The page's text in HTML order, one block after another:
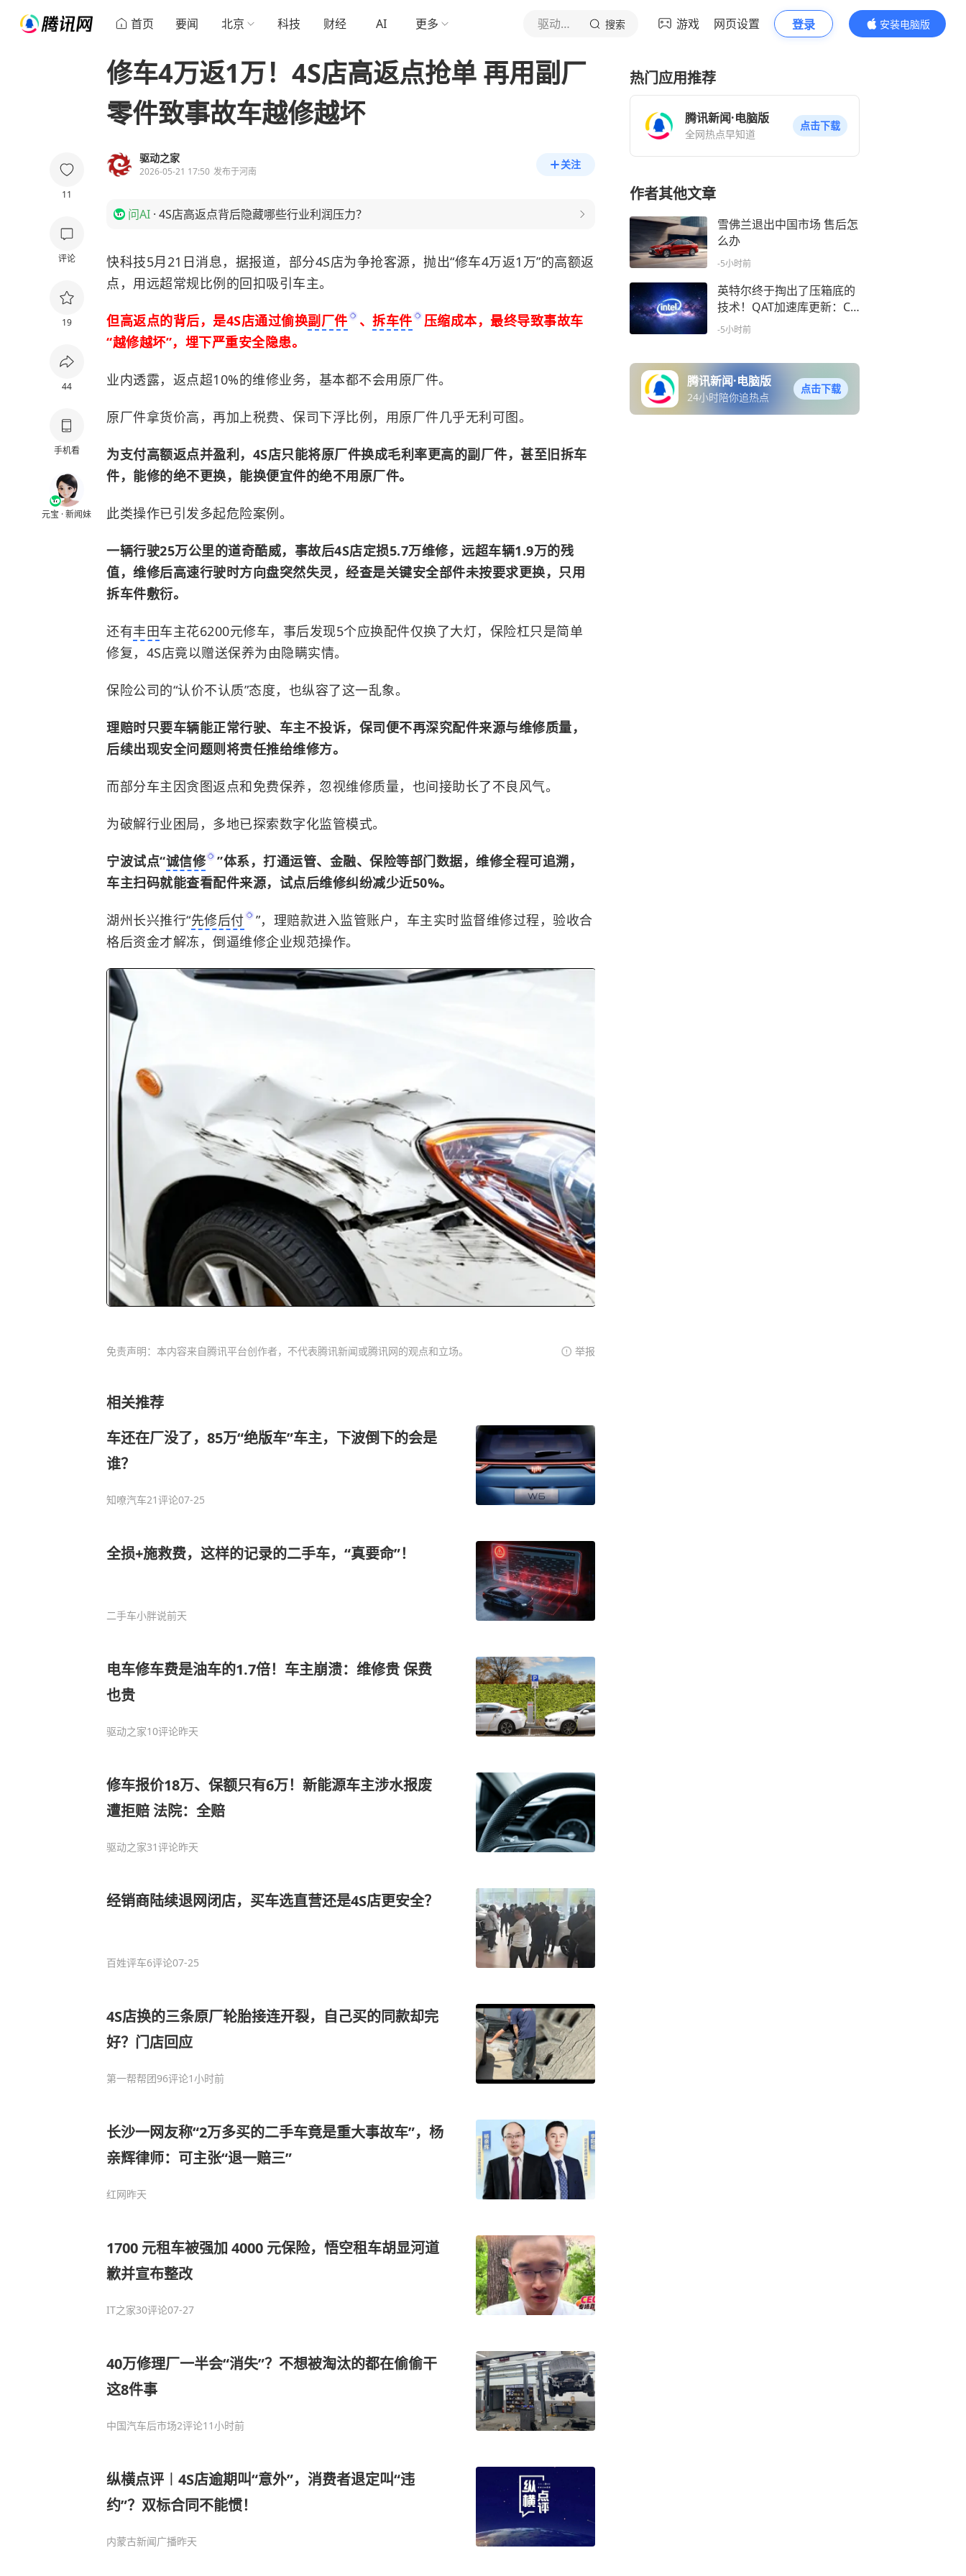
首页 要闻 北京 科技 财经 AI 更多 驱动之家 搜索 游戏 网页设置 登录
安装电脑版
内容更精彩
11
评论
19
44
手机看
元宝 · 新闻妹
修车4万返1万！4S店高返点抢单 再用副厂
零件致事故车越修越坏
驱动之家
2026-05-21 17:50 发布于河南
关注
问AI · 4S店高返点背后隐藏哪些行业利润压力？
快科技5月21日消息，据报道，部分4S店为争抢客源，抛出“修车4万返1万”的高额返
点，用远超常规比例的回扣吸引车主。
但高返点的背后，是4S店通过偷换副厂件 、 拆车件
压缩成本，最终导致事故车
“越修越坏”，埋下严重安全隐患。
业内透露，返点超10%的维修业务，基本都不会用原厂件。
原厂件拿货价高，再加上税费、保司下浮比例，用原厂件几乎无利可图。
为支付高额返点并盈利，4S店只能将原厂件换成毛利率更高的副厂件，甚至旧拆车
件，能修的绝不更换，能换便宜件的绝不用原厂件。
此类操作已引发多起危险案例。
一辆行驶25万公里的道奇酷威，事故后4S店定损5.7万维修，远超车辆1.9万的残
值，维修后高速行驶时方向盘突然失灵，经查是关键安全部件未按要求更换，只用
拆车件敷衍。
还有丰田车主花6200元修车，事后发现5个应换配件仅换了大灯，保险杠只是简单
修复，4S店竟以赠送保养为由隐瞒实情。
保险公司的“认价不认质”态度，也纵容了这一乱象。
理赔时只要车辆能正常行驶、车主不投诉，保司便不再深究配件来源与维修质量，
后续出现安全问题则将责任推给维修方。
而部分车主因贪图返点和免费保养，忽视维修质量，也间接助长了不良风气。
为破解行业困局，多地已探索数字化监管模式。
宁波试点“诚信修
”体系，打通运管、金融、保险等部门数据，维修全程可追溯，
车主扫码就能查看配件来源，试点后维修纠纷减少近50%。
湖州长兴推行“先修后付
”，理赔款进入监管账户，车主实时监督维修过程，验收合
格后资金才解冻，倒逼维修企业规范操作。
免责声明：本内容来自腾讯平台创作者，不代表腾讯新闻或腾讯网的观点和立场。 举报
相关推荐
车还在厂没了，85万“绝版车”车主，下波倒下的会是
谁？
知嘹汽车21评论07-25
全损+施救费，这样的记录的二手车，“真要命”！
二手车小胖说前天
电车修车费是油车的1.7倍！车主崩溃：维修贵 保费
也贵
驱动之家10评论昨天
修车报价18万、保额只有6万！新能源车主涉水报废
遭拒赔 法院：全赔
驱动之家31评论昨天
经销商陆续退网闭店，买车选直营还是4S店更安全？
百姓评车6评论07-25
4S店换的三条原厂轮胎接连开裂，自己买的同款却完
好？门店回应
第一帮帮团96评论1小时前
长沙一网友称“2万多买的二手车竟是重大事故车”，杨
亲辉律师：可主张“退一赔三”
红网昨天
1700 元租车被强加 4000 元保险，悟空租车胡显河道
歉并宣布整改
IT之家30评论07-27
40万修理厂一半会“消失”？不想被淘汰的都在偷偷干
这8件事
中国汽车后市场2评论11小时前
纵横点评︱4S店逾期叫“意外”，消费者退定叫“违
约”？双标合同不能惯！
内蒙古新闻广播昨天
热门应用推荐
腾讯新闻·电脑版
全网热点早知道
点击下载
作者其他文章
雪佛兰退出中国市场 售后怎
么办
-5小时前
英特尔终于掏出了压箱底的
技术！QAT加速库更新：CP
U不用再干苦力
-5小时前
腾讯新闻·电脑版
24小时陪你追热点
点击下载